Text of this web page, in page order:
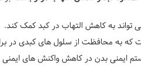
تواند به کاهش التهاب در کبد کمک کند.
است که به محافظت از سلول های کبدی در
ایمنی بدن در کاهش واکنش های